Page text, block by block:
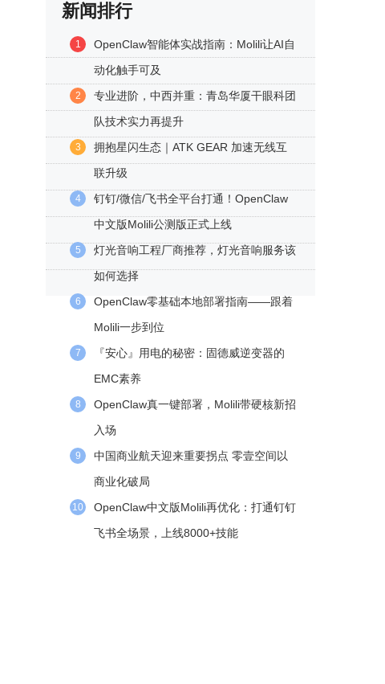
新闻排行
1
OpenClaw智能体实战指南：Molili让AI自
动化触手可及
2
专业进阶，中西并重：青岛华厦干眼科团
队技术实力再提升
3
拥抱星闪生态｜ATK GEAR 加速无线互
联升级
4
钉钉/微信/飞书全平台打通！OpenClaw
中文版Molili公测版正式上线
5
灯光音响工程厂商推荐，灯光音响服务该
如何选择
6
OpenClaw零基础本地部署指南——跟着
Molili一步到位
7
『安心』用电的秘密：固德威逆变器的
EMC素养
8
OpenClaw真一键部署，Molili带硬核新招
入场
9
中国商业航天迎来重要拐点 零壹空间以
商业化破局
10
OpenClaw中文版Molili再优化：打通钉钉
飞书全场景，上线8000+技能